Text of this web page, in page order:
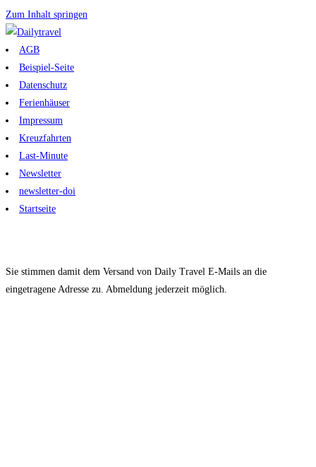
Zum Inhalt springen
AGB
Beispiel-Seite
Datenschutz
Ferienhäuser
Impressum
Kreuzfahrten
Last-Minute
Newsletter
newsletter-doi
Startseite
Sie stimmen damit dem Versand von Daily Travel E-Mails an die
eingetragene Adresse zu. Abmeldung jederzeit möglich.